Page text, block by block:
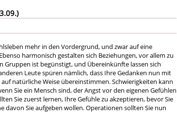
mehr in den Vordergrund, und zwar auf eine
harmonisch gestalten sich Beziehungen, vor allem zu
Gruppen ist begünstigt, und Übereinkünfte lassen sich
Leute spüren nämlich, dass Ihre Gedanken nun mit
natürliche Weise übereinstimmen. Schwierigkeiten kann
Sie ein Mensch sind, der Angst vor den eigenen Gefühlen
Sie zuerst lernen, Ihre Gefühle zu akzeptieren, bevor Sie
davon Sie aufgeben wollen. Operationen sollten Sie nun